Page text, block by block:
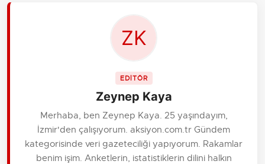
EDİTÖR
Zeynep Kaya
Merhaba, ben Zeynep Kaya. 25 yaşındayım,
İzmir'den çalışıyorum. aksiyon.com.tr Gündem
kategorisinde veri gazeteciliği yapıyorum. Rakamlar
benim işim. Anketlerin, istatistiklerin dilini halkın